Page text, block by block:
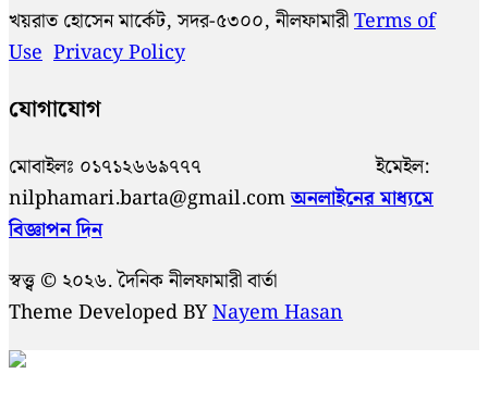
খয়রাত হোসেন মার্কেট, সদর-৫৩০০, নীলফামারীTerms of
Use Privacy Policy
যোগাযোগ
মোবাইলঃ ০১৭১২৬৬৯৭৭৭ ইমেইল:
nilphamari.barta@gmail.comঅনলাইনের মাধ্যমে
বিজ্ঞাপন দিন
স্বত্ত্ব © ২০২৬. দৈনিক নীলফামারী বার্তা
Theme Developed BYNayem Hasan